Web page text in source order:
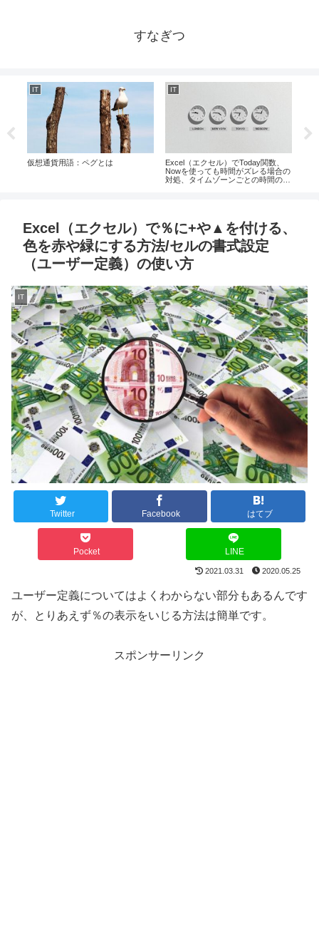
すなぎつ
IT
仮想通貨用語：ペグとは
IT
Excel（エクセル）でToday関数、
Nowを使っても時間がズレる場合の
対処、タイムゾーンごとの時間の取
Excel（エクセル）で％に+や▲を付ける、
色を赤や緑にする方法/セルの書式設定
（ユーザー定義）の使い方
IT
Twitter Facebook はてブ
Pocket LINE
2021.03.31 2020.05.25
ユーザー定義についてはよくわからない部分もあるんです
が、とりあえず％の表示をいじる方法は簡単です。
スポンサーリンク